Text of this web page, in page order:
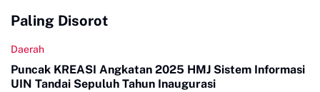
Paling Disorot
Daerah
Puncak KREASI Angkatan 2025 HMJ Sistem Informasi
UIN Tandai Sepuluh Tahun Inaugurasi